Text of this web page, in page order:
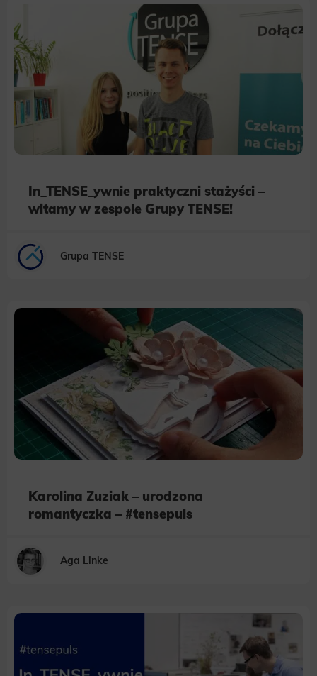
In_TENSE_ywnie praktyczni stażyści –
witamy w zespole Grupy TENSE!
Grupa TENSE
Karolina Zuziak – urodzona
romantyczka – #tensepuls
Aga Linke